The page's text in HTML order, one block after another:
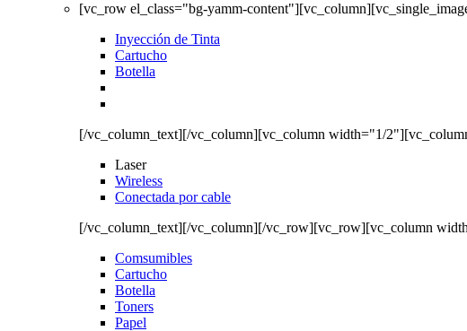
[vc_row el_class="bg-yamm-
Inyección de Tinta
Cartucho
Botella
[/vc_column_text][/vc_column][vc_column width="1/
Laser
Wireless
Conectada por cable
[/vc_column_text][/vc_column][/vc_row][vc_row][vc_column
Comsumibles
Cartucho
Botella
Toners
Papel